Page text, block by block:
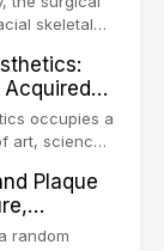
which rely
skeletal
of
and
These
not
of functional
occupies a
art, science,
for
or
head and
Plaque
random